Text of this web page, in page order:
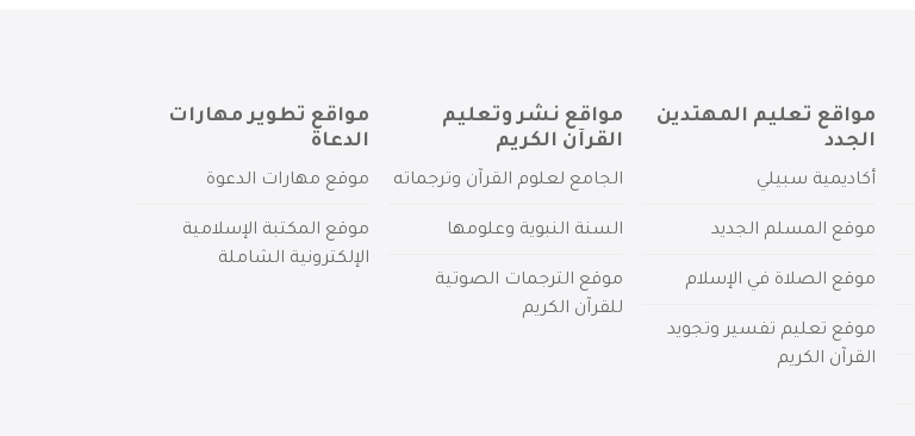
مواقع تعليم المهتدين
الجدد
أكاديمية سبيلي
موقع المسلم الجديد
موقع الصلاة في الإسلام
موقع تعليم تفسير وتجويد
القرآن الكريم
مواقع نشر وتعليم
القرآن الكريم
الجامع لعلوم القرآن وترجماته
السنة النبوية وعلومها
موقع الترجمات الصوتية
للقرآن الكريم
مواقع تطوير مهارات
الدعاة
موقع مهارات الدعوة
موقع المكتبة الإسلامية
الإلكترونية الشاملة